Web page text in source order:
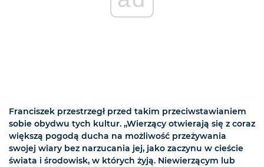
Franciszek przestrzegł przed takim przeciwstawianiem
sobie obydwu tych kultur. „Wierzący otwierają się z coraz
większą pogodą ducha na możliwość przeżywania
swojej wiary bez narzucania jej, jako zaczynu w cieście
świata i środowisk, w których żyją. Niewierzącym lub